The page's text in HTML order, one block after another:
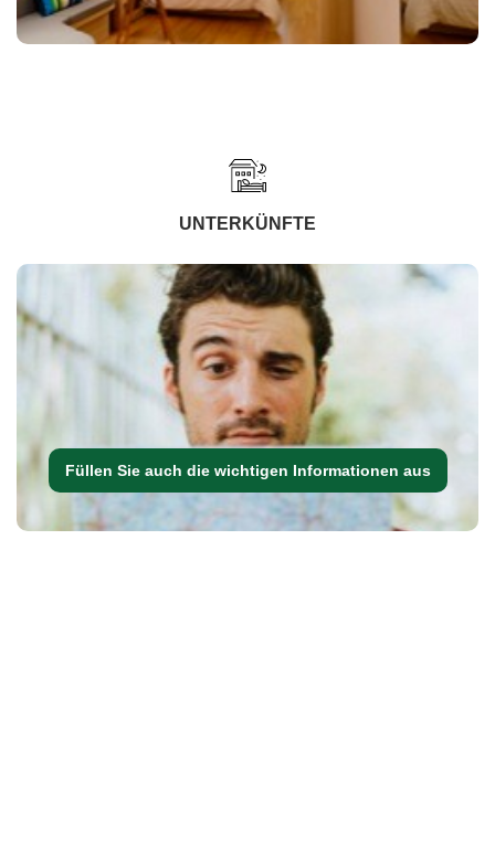
UNTERKÜNFTE
Füllen Sie auch die wichtigen Informationen aus